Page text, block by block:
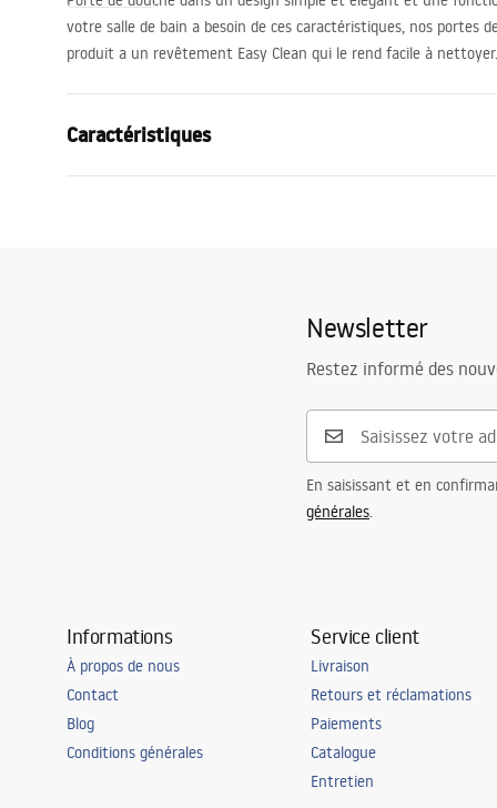
votre salle de bain a besoin de ces caractéristiques, nos portes
produit a un revêtement Easy Clean qui le rend facile à nettoyer.
Caractéristiques
aluminium
Laiton
vers
Oui, d'un
Chrome
Newsletter
Restez informé des
En saisissant et en
générales.
Informations
À propos de nous
Contact
Blog
Conditions générales
Service client
Livraison
Retours et réclamations
Paiements
Catalogue
Entretien